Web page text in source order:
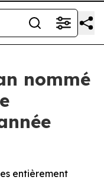
nommé
entièrement